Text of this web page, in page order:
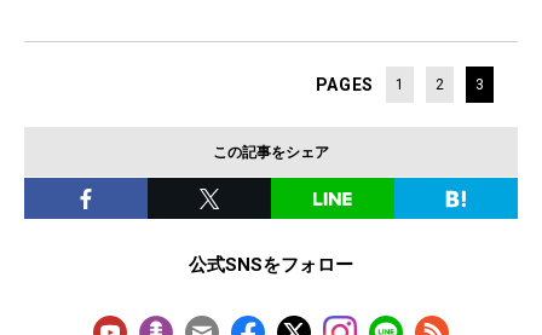
PAGES 1 2 3
この記事をシェア
公式SNSをフォロー